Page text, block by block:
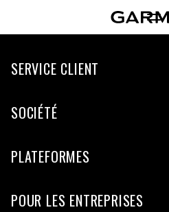
SERVICE CLIENT
SOCIÉTÉ
PLATEFORMES
POUR LES ENTREPRISES